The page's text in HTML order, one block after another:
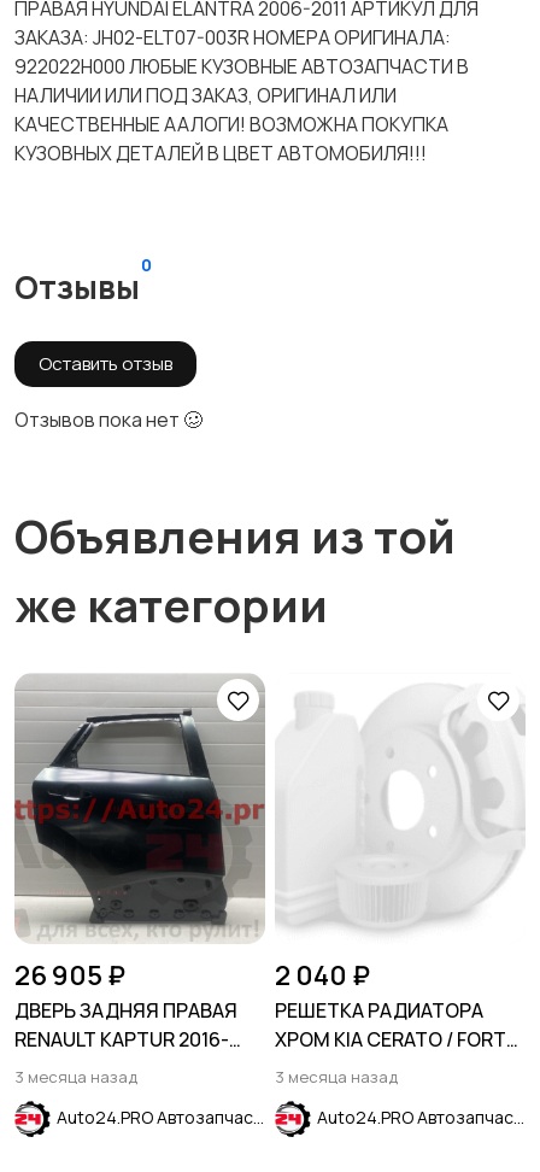
ПРАВАЯ HYUNDAI ELANTRA 2006-2011 АРТИКУЛ ДЛЯ
ЗАКАЗА: JH02-ELT07-003R НОМЕРА ОРИГИНАЛА:
922022H000 ЛЮБЫЕ КУЗОВНЫЕ АВТОЗАПЧАСТИ В
НАЛИЧИИ ИЛИ ПОД ЗАКАЗ, ОРИГИНАЛ ИЛИ
КАЧЕСТВЕННЫЕ ААЛОГИ! ВОЗМОЖНА ПОКУПКА
КУЗОВНЫХ ДЕТАЛЕЙ В ЦВЕТ АВТОМОБИЛЯ!!!
Отзывы
0
Оставить отзыв
Отзывов пока нет 🥴
Объявления из той
же категории
26 905 ₽
ДВЕРЬ ЗАДНЯЯ ПРАВАЯ
RENAULT KAPTUR 2016-
2022
3 месяца назад
Auto24.PRO Автозапчасти
2 040 ₽
РЕШЕТКА РАДИАТОРА
ХРОМ KIA CERATO / FORTE
2009-2013
3 месяца назад
Auto24.PRO Автозапчасти